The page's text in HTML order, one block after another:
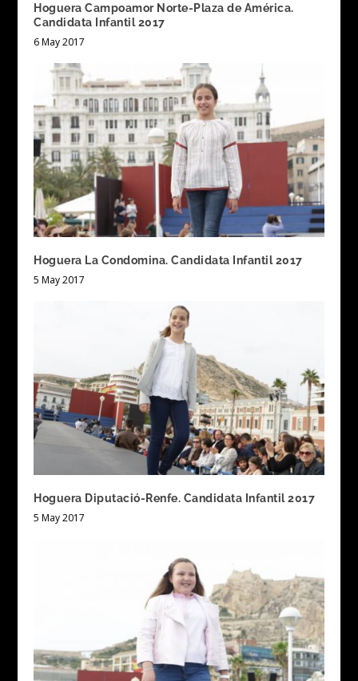
Hoguera Campoamor Norte-Plaza de América.
Candidata Infantil 2017
6 May 2017
Hoguera La Condomina. Candidata Infantil 2017
5 May 2017
Hoguera Diputació-Renfe. Candidata Infantil 2017
5 May 2017